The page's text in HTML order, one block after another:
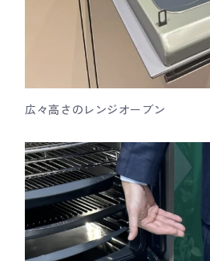
広々高さのレンジオーブン